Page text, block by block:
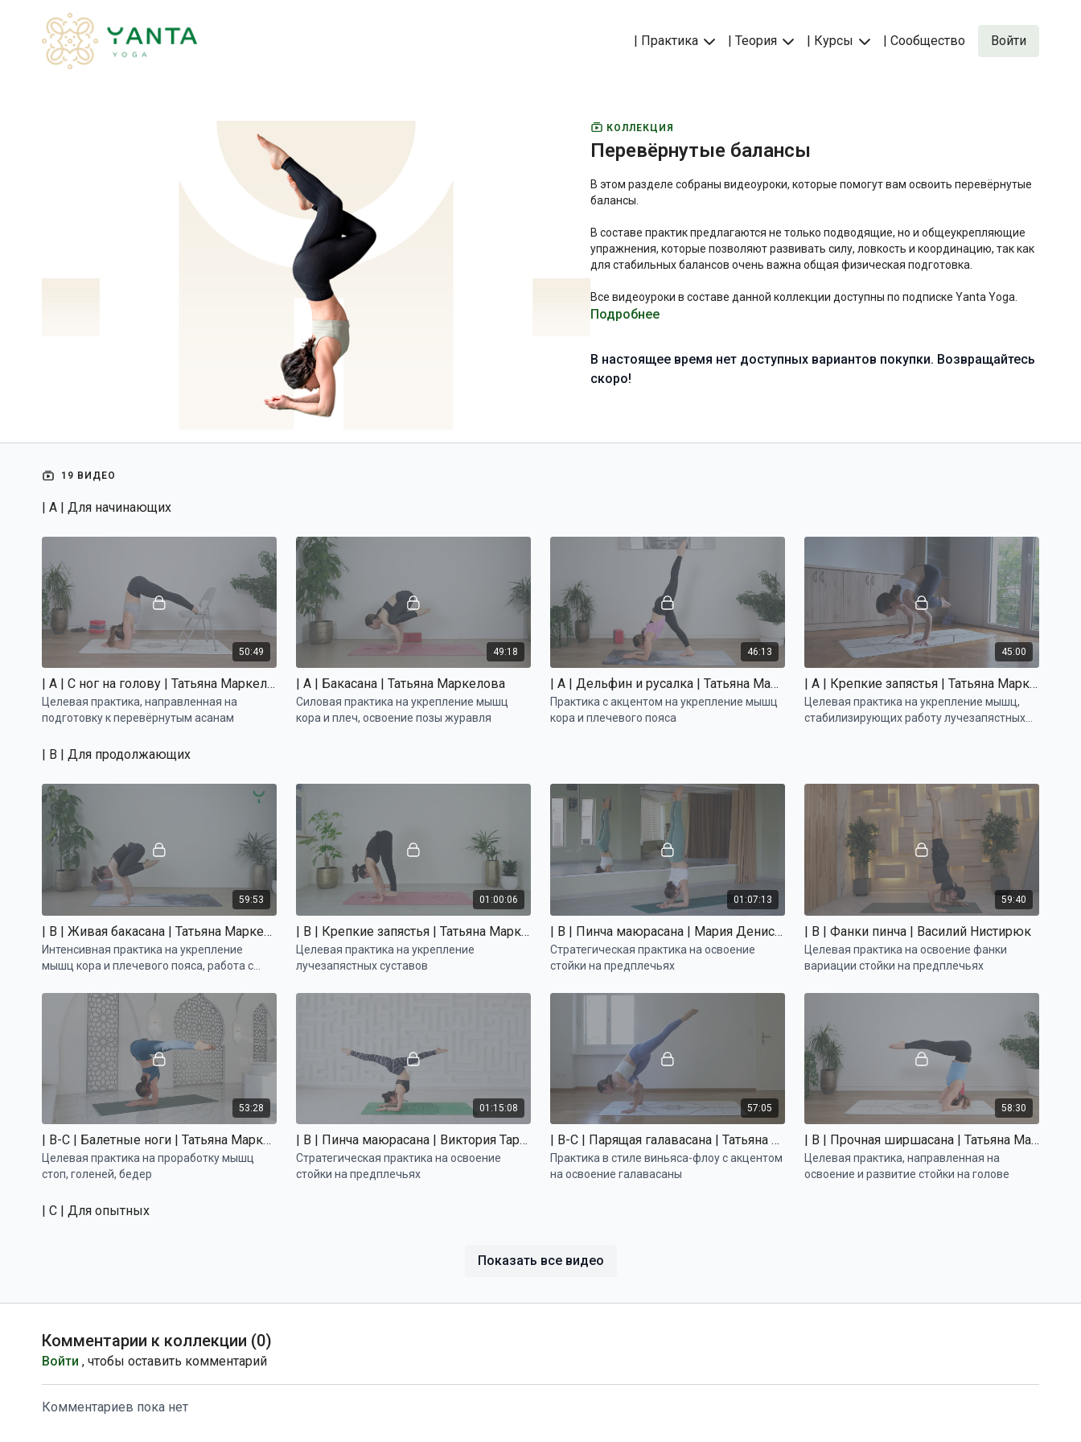
| Практика | Теория | Курсы | Сообщество Войти
КОЛЛЕКЦИЯ
Перевёрнутые балансы
В этом разделе собраны видеоуроки, которые помогут вам освоить перевёрнутые
балансы.
В составе практик предлагаются не только подводящие, но и общеукрепляющие
упражнения, которые позволяют развивать силу, ловкость и координацию, так как
для стабильных балансов очень важна общая физическая подготовка.
Все видеоуроки в составе данной коллекции доступны по подписке Yanta Yoga.
Подробнее
В настоящее время нет доступных вариантов покупки. Возвращайтесь
скоро!
19 ВИДЕО
Показать все видео
| A | Для начинающих
50:49
| A | С ног на голову | Татьяна Маркелова
Целевая практика, направленная на
подготовку к перевёрнутым асанам
49:18
| A | Бакасана | Татьяна Маркелова
Силовая практика на укрепление мышц
кора и плеч, освоение позы журавля
46:13
| A | Дельфин и русалка | Татьяна Маркелова
Практика с акцентом на укрепление мышц
кора и плечевого пояса
45:00
| A | Крепкие запястья | Татьяна Маркелова
Целевая практика на укрепление мышц,
стабилизирующих работу лучезапястных
| B | Для продолжающих
59:53
| B | Живая бакасана | Татьяна Маркелова
Интенсивная практика на укрепление
мышц кора и плечевого пояса, работа с
01:00:06
| B | Крепкие запястья | Татьяна Маркелова
Целевая практика на укрепление
лучезапястных суставов
01:07:13
| B | Пинча маюрасана | Мария Денисова
Стратегическая практика на освоение
стойки на предплечьях
59:40
| B | Фанки пинча | Василий Нистирюк
Целевая практика на освоение фанки
вариации стойки на предплечьях
53:28
| B-С | Балетные ноги | Татьяна Маркелова
Целевая практика на проработку мышц
стоп, голеней, бедер
01:15:08
| B | Пинча маюрасана | Виктория Тарабукина
Стратегическая практика на освоение
стойки на предплечьях
57:05
| B-C | Парящая галавасана | Татьяна Маркелова
Практика в стиле виньяса-флоу с акцентом
на освоение галавасаны
58:30
| B | Прочная ширшасана | Татьяна Маркелова
Целевая практика, направленная на
освоение и развитие стойки на голове
| C | Для опытных
51:20
| C | Экспериментальные балансы | Татьяна Маркелова
Интенсивная практика, направленная на
| С | Крепкий кор | Татьяна Маркелова | С | Ганда бхерундасана | Татьяна Маркелова | C | Пинча пресс | Татьяна Маркелова
Комментарии к коллекции (0)
Войти , чтобы оставить комментарий
Комментариев пока нет